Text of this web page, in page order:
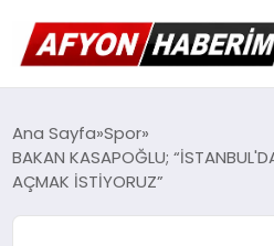
AFYON HABER
GÜNDEM
Ana Sayfa Spor
BAKAN KASAPOĞLU;
AÇMAK İSTİYORUZ”